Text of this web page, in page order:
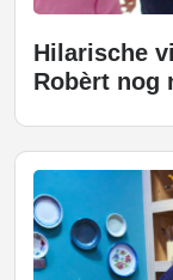
Hilarische
Robèrt nog